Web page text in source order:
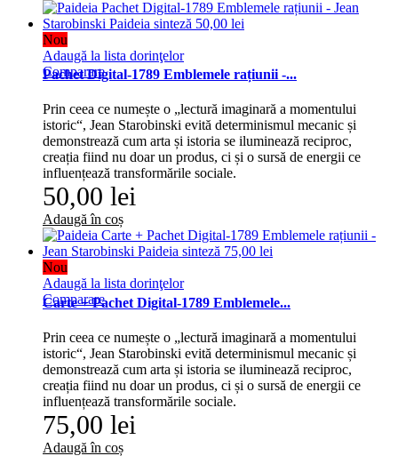
Nou
Adaugă la lista dorinţelor
Comparare
Pachet Digital-1789 Emblemele rațiunii -...
Prin ceea ce numește o „lectură imaginară a momentului
istoric“, Jean Starobinski evită determinismul mecanic și
demonstrează cum arta și istoria se iluminează reciproc,
creația fiind nu doar un produs, ci și o sursă de energii ce
influențează transformările sociale.
50,00 lei
Adaugă în coș
Nou
Adaugă la lista dorinţelor
Comparare
Carte + Pachet Digital-1789 Emblemele...
Prin ceea ce numește o „lectură imaginară a momentului
istoric“, Jean Starobinski evită determinismul mecanic și
demonstrează cum arta și istoria se iluminează reciproc,
creația fiind nu doar un produs, ci și o sursă de energii ce
influențează transformările sociale.
75,00 lei
Adaugă în coș